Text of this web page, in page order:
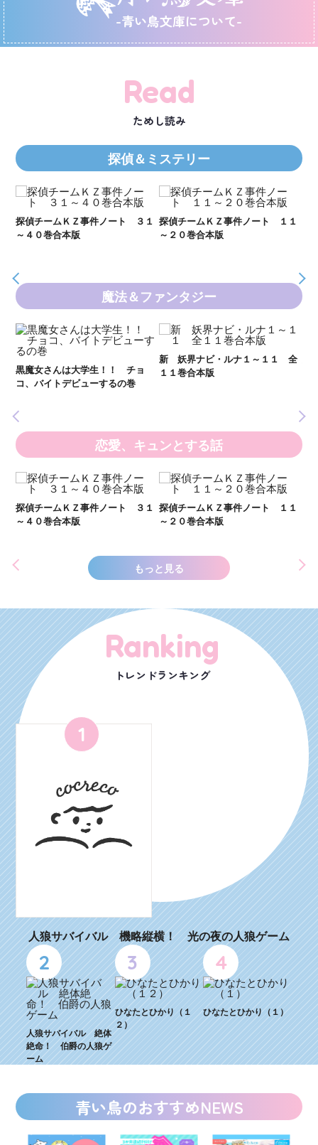
-青い鳥文庫について-
Read
ためし読み
探偵＆ミステリー
探偵チームＫＺ事件ノート ３１
～４０巻合本版
探偵チームＫＺ事件ノート １１
～２０巻合本版
魔法＆ファンタジー
黒魔女さんは大学生！！ チョ
コ、バイトデビューするの巻
新 妖界ナビ・ルナ１～１１ 全
１１巻合本版
恋愛、キュンとする話
探偵チームＫＺ事件ノート ３１
～４０巻合本版
探偵チームＫＺ事件ノート １１
～２０巻合本版
もっと見る
Ranking
トレンドランキング
1
人狼サバイバル 機略縦横！ 光の夜の人狼ゲーム
2
人狼サバイバル 絶体
絶命！ 伯爵の人狼ゲ
ーム
3
ひなたとひかり（１
２）
4
ひなたとひかり（１）
青い鳥のおすすめNEWS